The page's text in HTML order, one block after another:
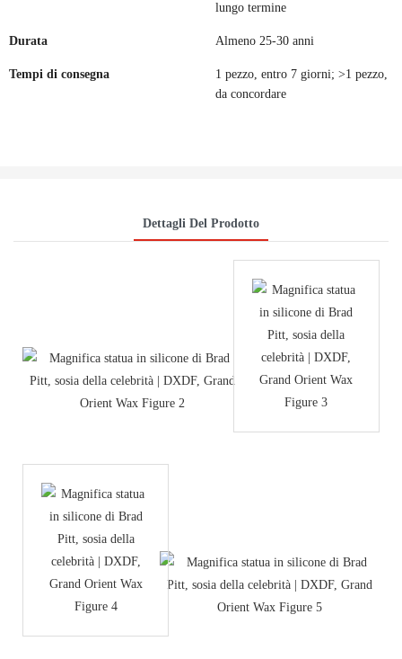
lungo termine
Durata Almeno 25-30 anni
Tempi di consegna
1 pezzo, entro 7 giorni; >1 pezzo,
da concordare
Dettagli Del Prodotto